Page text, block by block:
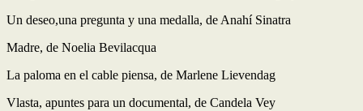
Un deseo,una pregunta y una medalla, de Anahí Sinatra
Madre, de Noelia Bevilacqua
La paloma en el cable piensa, de Marlene Lievendag
Vlasta, apuntes para un documental, de Candela Vey